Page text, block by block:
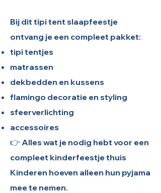
Bij dit tipi tent slaapfeestje
ontvang je een compleet pakket:
tipi tentjes
matrassen
dekbedden en kussens
flamingo decoratie en styling
sfeerverlichting
accessoires
👉 Alles wat je nodig hebt voor een
compleet kinderfeestje thuis
Kinderen hoeven alleen hun pyjama
mee te nemen.